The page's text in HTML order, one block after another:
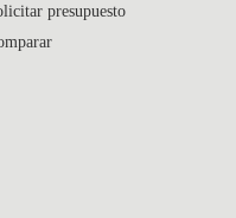
presupuesto